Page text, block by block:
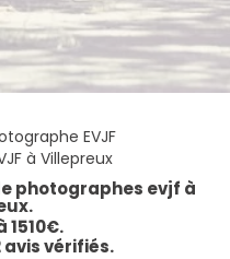
EVJF
à Villepreux
photographes evjf à
1510€.
avis vérifiés.